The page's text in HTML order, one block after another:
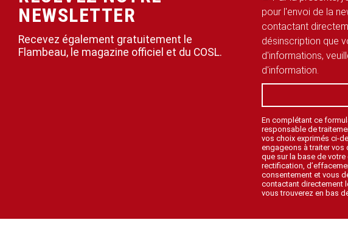
NEWSLETTER
Recevez également gratuitement le
Flambeau, le magazine officiel et du COSL.
pour l'envoi de la
contactant
désinscription que
d'informations,
d'information.
En complétant ce
responsable de
vos choix exprimés ci-
engageons à traiter
que sur la base de
rectification,
consentement et vous
contactant directement
vous trouverez en bas